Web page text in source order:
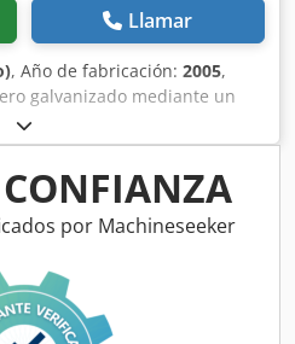
Europea.
Llamar
, Año de fabricación: 2005,
galvanizado mediante un
compuesta por cerchas
adecuadas, anclada al
20.100 x 12.300 x 4850
por Machineseeker